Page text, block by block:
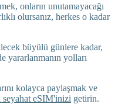
onların unutamayacağı
olursanız, herkes o kadar
büyülü günlere kadar,
yararlanmanın yolları
kolayca paylaşmak ve
seyahat eSIM'inizi getirin.